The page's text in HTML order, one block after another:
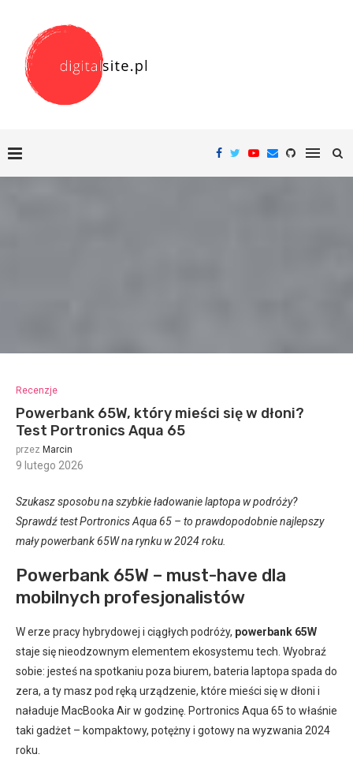
Recenzje
Powerbank 65W, który mieści się w dłoni?
Test Portronics Aqua 65
przez Marcin
9 lutego 2026
Szukasz sposobu na szybkie ładowanie laptopa w podróży?
Sprawdź test Portronics Aqua 65 – to prawdopodobnie najlepszy
mały powerbank 65W na rynku w 2024 roku.
Powerbank 65W – must-have dla
mobilnych profesjonalistów
W erze pracy hybrydowej i ciągłych podróży, powerbank 65W
staje się nieodzownym elementem ekosystemu tech. Wyobraź
sobie: jesteś na spotkaniu poza biurem, bateria laptopa spada do
zera, a ty masz pod ręką urządzenie, które mieści się w dłoni i
naładuje MacBooka Air w godzinę. Portronics Aqua 65 to właśnie
taki gadżet – kompaktowy, potężny i gotowy na wyzwania 2024
roku.